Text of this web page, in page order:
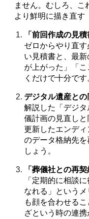
ません。むしろ、こ
より鮮明に描き直す
「前回作成の見
ゼロからやり直
い見積書と、最
が上がった」「
くだけで十分です
デジタル遺産との
解説した「デジ
儀計画の見直しと
更新したエンデ
のデータ格納先
しょう。
「葬儀社との再
「定期的に相談
なれる」という
も顔を合わせる
ざという時の連